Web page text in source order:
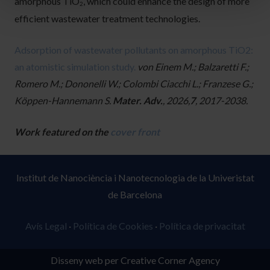
2
efficient wastewater treatment technologies.
Adsorption of wastewater pollutants on amorphous TiO2:
an atomistic simulation study. von Einem M.; Balzaretti F.;
Romero M.; Dononelli W.; Colombi Ciacchi L.; Franzese G.;
Köppen-Hannemann S. Mater. Adv. , 2026, 7, 2017-2038.
Work featured on the cover front
Institut de Nanociència i Nanotecnologia de la Univeristat
de Barcelona
Avís Legal · Política de Cookies · Política de privacitat
Disseny web per Creative Corner Agency